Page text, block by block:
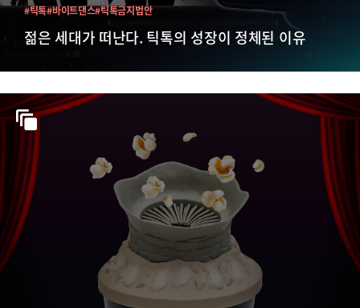
젊은 세대가 떠난다. 틱톡의 성장이 정체된 이유
#틱톡#바이트댄스#틱톡금지법안